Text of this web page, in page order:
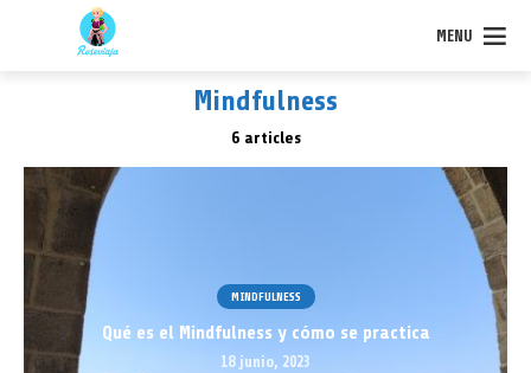
MENU
Mindfulness
6 articles
MINDFULNESS
Qué es el Mindfulness y cómo se practica
18 junio, 2023